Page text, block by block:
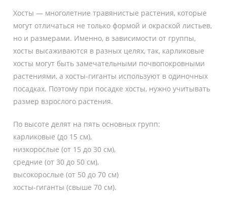
Хосты — многолетние травянистые растения, которые
могут отличаться не только формой и окраской листьев,
но и размерами. Именно, в зависимости от группы,
хосты высаживаются в разных целях, так, карликовые
хосты могут быть замечательными почвопокровными
растениями, а хосты-гиганты используют в одиночных
посадках. Поэтому при посадке хосты, нужно учитывать
размер взрослого растения.
По высоте делят на пять основных групп:
карликовые (до 15 см),
низкорослые (от 15 до 30 см),
средние (от 30 до 50 см),
высокорослые (от 50 до 70 см)
хосты-гиганты (свыше 70 см).